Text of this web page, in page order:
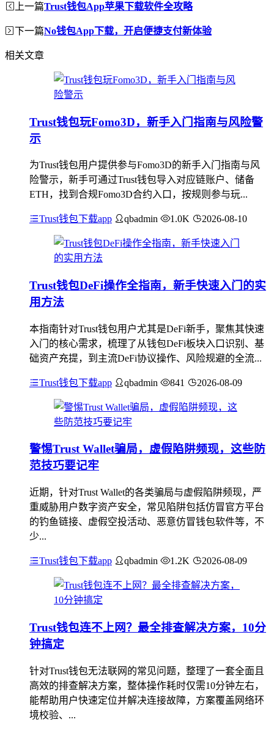
上一篇Trust钱包App苹果下载软件全攻略
下一篇No钱包App下载，开启便捷支付新体验
相关文章
Trust钱包玩Fomo3D，新手入门指南与风险警
示
为Trust钱包用户提供参与Fomo3D的新手入门指南与风
险警示，新手可通过Trust钱包导入对应链账户、储备
ETH，找到合规Fomo3D合约入口，按规则参与玩...
Trust钱包下载app qbadmin 1.0K 2026-08-10
Trust钱包DeFi操作全指南，新手快速入门的实
用方法
本指南针对Trust钱包用户尤其是DeFi新手，聚焦其快速
入门的核心需求，梳理了从钱包DeFi板块入口识别、基
础资产充提，到主流DeFi协议操作、风险规避的全流...
Trust钱包下载app qbadmin 841 2026-08-09
警惕Trust Wallet骗局，虚假陷阱频现，这些防
范技巧要记牢
近期，针对Trust Wallet的各类骗局与虚假陷阱频现，严
重威胁用户数字资产安全，常见陷阱包括仿冒官方平台
的钓鱼链接、虚假空投活动、恶意仿冒钱包软件等，不
少...
Trust钱包下载app qbadmin 1.2K 2026-08-09
Trust钱包连不上网？最全排查解决方案，10分
钟搞定
针对Trust钱包无法联网的常见问题，整理了一套全面且
高效的排查解决方案，整体操作耗时仅需10分钟左右，
能帮助用户快速定位并解决连接故障，方案覆盖网络环
境校验、...